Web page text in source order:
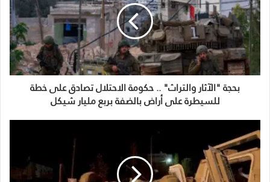
بحجة "الآثار والتراث" .. حكومة الاحتلال تصادق على خطة
للسيطرة على أراض بالضفة بربع مليار شيكل